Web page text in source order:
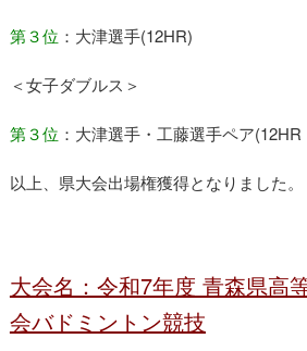
第３位 ：大津選手(12HR)
＜女子ダブルス＞
第３位 ：大津選手・工藤選手ペア(12HR
以上、県大会出場権獲得となりました。
大会名：令和7年度 青森県高
会バドミントン競技